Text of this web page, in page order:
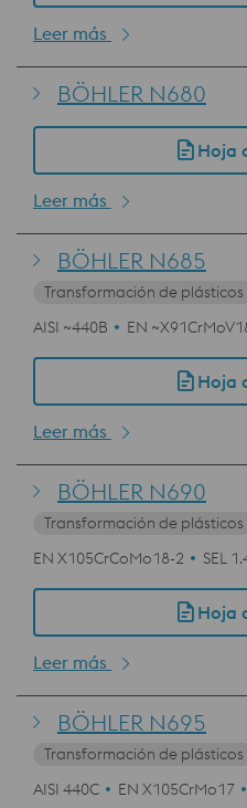
Leer más
BÖHLER N680
Hoja
Leer más
BÖHLER N685
Transformación de plásticos
AISI ~440B
EN
Hoja
Leer más
BÖHLER N690
Transformación de plásticos
EN X105CrCoMo18-2
SEL
Hoja
Leer más
BÖHLER N695
Transformación de plásticos
AISI 440C
EN X105CrMo17